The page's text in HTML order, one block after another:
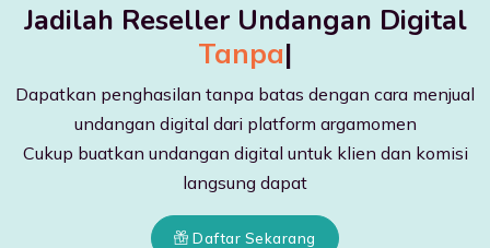
Jadilah Reseller Undangan Digital
Tanpa Bia
Dapatkan penghasilan tanpa batas dengan cara menjual
undangan digital dari platform argamomen
Cukup buatkan undangan digital untuk klien dan komisi
langsung dapat
Daftar Sekarang